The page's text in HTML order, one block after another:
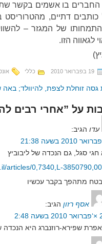
החברים בו אשמים בקשר
דתיים, מהטרוריסט
התמחותו של המגזר –
לגאווה הזו.
19 בפברואר 2010 כללי
זוחלת לצפת, להיוולד;
עדו הגיב:
articles/0,7340,L-
אסף רזון הגיב:
2:48